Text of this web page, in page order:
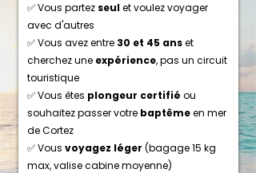
✅ Vous partez seulet voulez voyager
avec d'autres
✅ Vous avez entre30 et 45 anset
cherchez une expérience, pas un circuit
touristique
✅ Vous êtes plongeur certifié ou
souhaitez passer votre baptêmeen mer
de Cortez
✅ Vous voyagez léger (bagage 15 kg
max, valise cabine moyenne)